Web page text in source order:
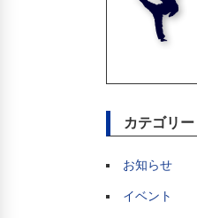
カテゴリー
お知らせ
イベント